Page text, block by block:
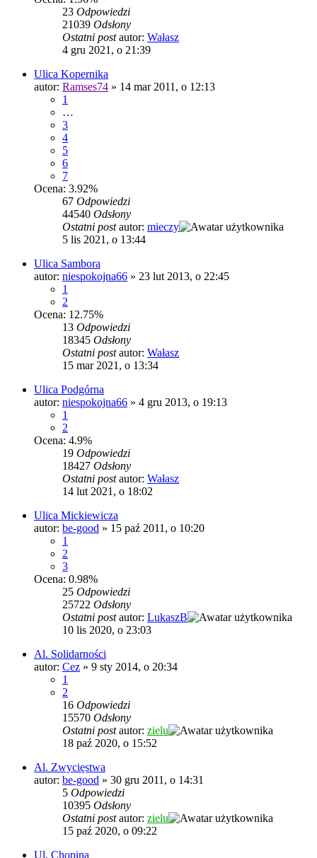
23 Odpowiedzi
21039 Odsłony
Ostatni postautor: Wałasz
4 gru 2021, o 21:39
Ulica Kopernika
autor: Ramses74 » 14 mar 2011, o 12:13
1
…
3
4
5
6
7
Ocena: 3.92%
67 Odpowiedzi
44540 Odsłony
Ostatni postautor: mieczy
5 lis 2021, o 13:44
Ulica Sambora
autor: niespokojna66 » 23 lut 2013, o 22:45
1
2
Ocena: 12.75%
13 Odpowiedzi
18345 Odsłony
Ostatni postautor: Wałasz
15 mar 2021, o 13:34
Ulica Podgórna
autor: niespokojna66 » 4 gru 2013, o 19:13
1
2
Ocena: 4.9%
19 Odpowiedzi
18427 Odsłony
Ostatni postautor: Wałasz
14 lut 2021, o 18:02
Ulica Mickiewicza
autor: be-good » 15 paź 2011, o 10:20
1
2
3
Ocena: 0.98%
25 Odpowiedzi
25722 Odsłony
Ostatni postautor: LukaszB
10 lis 2020, o 23:03
Al. Solidarności
autor: Cez » 9 sty 2014, o 20:34
1
2
16 Odpowiedzi
15570 Odsłony
Ostatni postautor: zielu
18 paź 2020, o 15:52
Al. Zwycięstwa
autor: be-good » 30 gru 2011, o 14:31
5 Odpowiedzi
10395 Odsłony
Ostatni postautor: zielu
15 paź 2020, o 09:22
Ul. Chopina